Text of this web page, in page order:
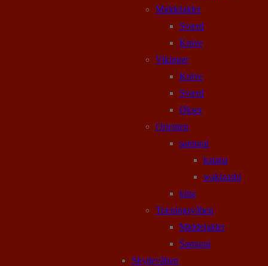
Middelalder
Sværd
Knive
Vikinger
Knive
Sværd
Økser
Orienten
samurai
katana
wakizashi
kina
Træningsvåben
Middelalder
Samurai
Skydevåben